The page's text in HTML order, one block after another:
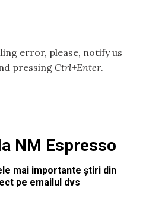
error, please, notify us
pressing Ctrl+Enter.
NM Espresso
mai importante știri din
pe emailul dvs